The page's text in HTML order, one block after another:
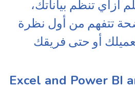
أو حتى فريقك
Excel and Power BI